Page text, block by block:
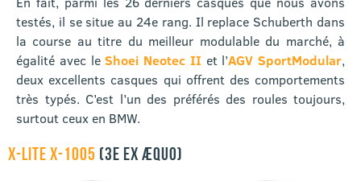
testés, il se situe au 24e rang. Il replace Schuberth dans
la course au titre du meilleur modulable du marché, à
égalité avec leShoei Neotec II et l’AGV SportModular,
deux excellents casques qui offrent des comportements
très typés. C’est l’un des préférés des roules toujours,
surtout ceux en BMW.
X-LITE X-1005 (3E EX ÆQUO)